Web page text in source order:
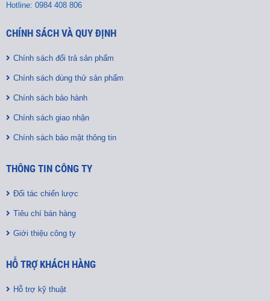
Hotline: 0984 408 806
CHÍNH SÁCH VÀ QUY ĐỊNH
Chính sách đổi trả sản phẩm
Chính sách dùng thử sản phẩm
Chính sách bảo hành
Chính sách giao nhận
Chính sách bảo mật thông tin
THÔNG TIN CÔNG TY
Đối tác chiến lược
Tiêu chí bán hàng
Giới thiệu công ty
HỖ TRỢ KHÁCH HÀNG
Hỗ trợ kỹ thuật